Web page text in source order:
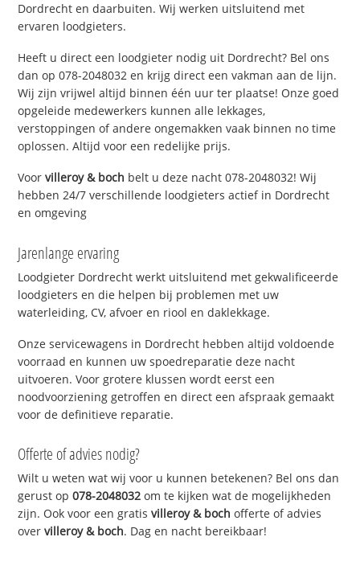
Dordrecht en daarbuiten. Wij werken uitsluitend met
ervaren loodgieters.
Heeft u direct een loodgieter nodig uit Dordrecht? Bel ons
dan op 078-2048032 en krijg direct een vakman aan de lijn.
Wij zijn vrijwel altijd binnen één uur ter plaatse! Onze goed
opgeleide medewerkers kunnen alle lekkages,
verstoppingen of andere ongemakken vaak binnen no time
oplossen. Altijd voor een redelijke prijs.
Voorvilleroy & boch belt u deze nacht 078-2048032! Wij
hebben 24/7 verschillende loodgieters actief in Dordrecht
en omgeving
Jarenlange ervaring
Loodgieter Dordrecht werkt uitsluitend met gekwalificeerde
loodgieters en die helpen bij problemen met uw
waterleiding, CV, afvoer en riool en daklekkage.
Onze servicewagens in Dordrecht hebben altijd voldoende
voorraad en kunnen uw spoedreparatie deze nacht
uitvoeren. Voor grotere klussen wordt eerst een
noodvoorziening getroffen en direct een afspraak gemaakt
voor de definitieve reparatie.
Offerte of advies nodig?
Wilt u weten wat wij voor u kunnen betekenen? Bel ons dan
gerust op078-2048032 om te kijken wat de mogelijkheden
zijn. Ook voor een gratisvilleroy & boch offerte of advies
overvilleroy & boch. Dag en nacht bereikbaar!